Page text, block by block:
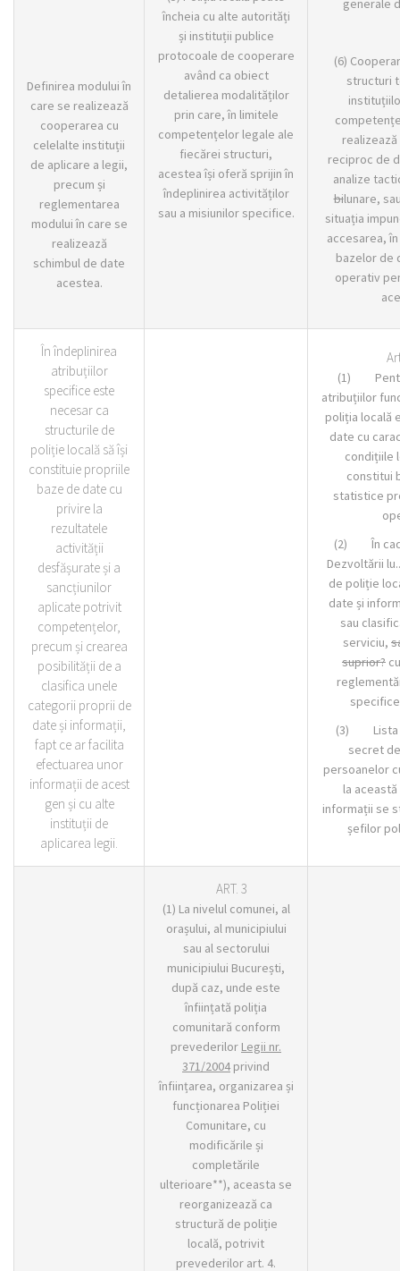
Definirea modului în
care se realizează
cooperarea cu
celelalte instituții
de aplicare a legii,
precum și
reglementarea
modului în care se
realizează
schimbul de date
acestea.
încheia cu alte autorități
și instituții publice
protocoale de cooperare
având ca obiect
detalierea modalităților
prin care, în limitele
competențelor legale ale
fiecărei structuri,
acestea își oferă sprijin în
îndeplinirea activităților
sau a misiunilor specifice.
generale
(6)
structuri
reciproc de
analize
bilunare,
situația
accesarea,
bazelor de
operativ
În îndeplinirea
atribuțiilor
specifice este
necesar ca
structurile de
poliție locală să își
constituie propriile
baze de date cu
privire la
rezultatele
activității
desfășurate și a
sancțiunilor
aplicate potrivit
competențelor,
precum și crearea
posibilității de a
clasifica unele
categorii proprii de
date și informații,
fapt ce ar facilita
efectuarea unor
informații de acest
gen și cu alte
instituții de
aplicarea legii.
(1)
atribuțiilor
poliția locală
date cu
condițiile
constitui
statistice
(2) În
Dezvoltării
de poliție
date și
sau
serviciu,
suprior?
(3) Lista
secret
persoanelor
la
informații se
șefilor
ART. 3
(1) La nivelul comunei, al
orașului, al municipiului
sau al sectorului
municipiului București,
după caz, unde este
înființată poliția
comunitară conform
prevederilor Legii nr.
371/2004 privind
înființarea, organizarea și
funcționarea Poliției
Comunitare, cu
modificările și
completările
ulterioare**), aceasta se
reorganizează ca
structură de poliție
locală, potrivit
prevederilor art. 4.